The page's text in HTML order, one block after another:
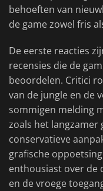
behoeften van
de game zowel fris
De eerste reacties
recensies die de
beoordelen. Critici
van de jungle en de
sommigen melding
zoals het langzamer
conservatieve
grafische
enthousiast over de
en de vroege